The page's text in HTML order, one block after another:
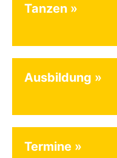
Tanzen
Ausbildung
Termine